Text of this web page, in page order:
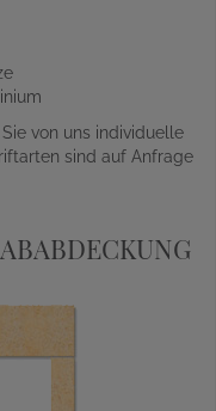
von uns individuelle
sind auf Anfrage